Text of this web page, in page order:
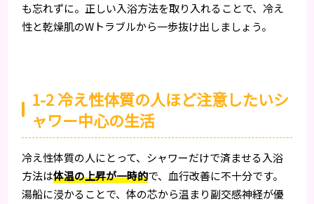
も忘れずに。正しい入浴方法を取り入れることで、冷え
性と乾燥肌のWトラブルから一歩抜け出しましょう。
1-2 冷え性体質の人ほど注意したいシ
ャワー中心の生活
冷え性体質の人にとって、シャワーだけで済ませる入浴
方法は体温の上昇が一時的で、血行改善に不十分です。
湯船に浸かることで、体の芯から温まり副交感神経が優